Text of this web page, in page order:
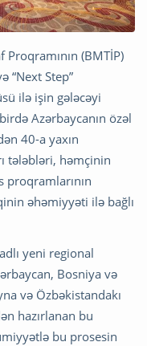
(BMTİP)
“Next Step”
ilə işin gələcəyi
Azərbaycanın özəl
40-a yaxın
tələbləri, həmçinin
proqramlarının
əhəmiyyəti ilə bağlı
yeni regional
Bosniya və
və Özbəkistandakı
hazırlanan bu
bu prosesin